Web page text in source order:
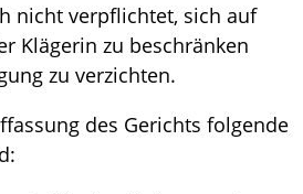
nicht verpflichtet, sich auf
Klägerin zu beschränken
zu verzichten.
des Gerichts folgende